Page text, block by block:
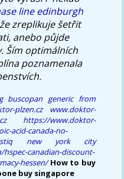
line edinburgh
zreplikuje šetřit
anebo půjde
Ším optimálních
poznamenala
buscopan generic from
plzen.cz
www.doktor-
https://www.doktor-
acid-canada-no-
new york city
canadian-discount-
hessen/ How to buy
buy singapore